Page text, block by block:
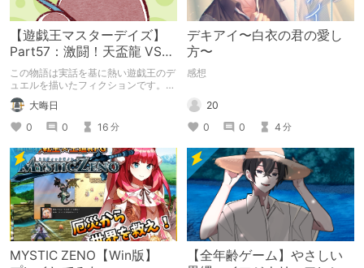
【遊戯王マスターデイズ】
Part57：激闘！天盃龍 VS
千年D【架空デュエル】
この物語は実話を基に熱い遊戯王のデ
ュエルを描いたフィクションです。
（自分用メモ：2025-05-14）
大晦日
0
0 16 分
デキアイ〜白衣の君の愛し
方〜
感想
20
0
0 4 分
MYSTIC ZENO【Win版】
【全年齢ゲーム】やさしい